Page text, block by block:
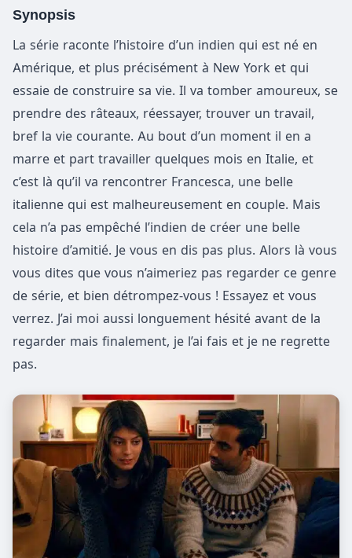
Synopsis
La série raconte l’histoire d’un indien qui est né en
Amérique, et plus précisément à New York et qui
essaie de construire sa vie. Il va tomber amoureux, se
prendre des râteaux, réessayer, trouver un travail,
bref la vie courante. Au bout d’un moment il en a
marre et part travailler quelques mois en Italie, et
c’est là qu’il va rencontrer Francesca, une belle
italienne qui est malheureusement en couple. Mais
cela n’a pas empêché l’indien de créer une belle
histoire d’amitié. Je vous en dis pas plus. Alors là vous
vous dites que vous n’aimeriez pas regarder ce genre
de série, et bien détrompez-vous ! Essayez et vous
verrez. J’ai moi aussi longuement hésité avant de la
regarder mais finalement, je l’ai fais et je ne regrette
pas.